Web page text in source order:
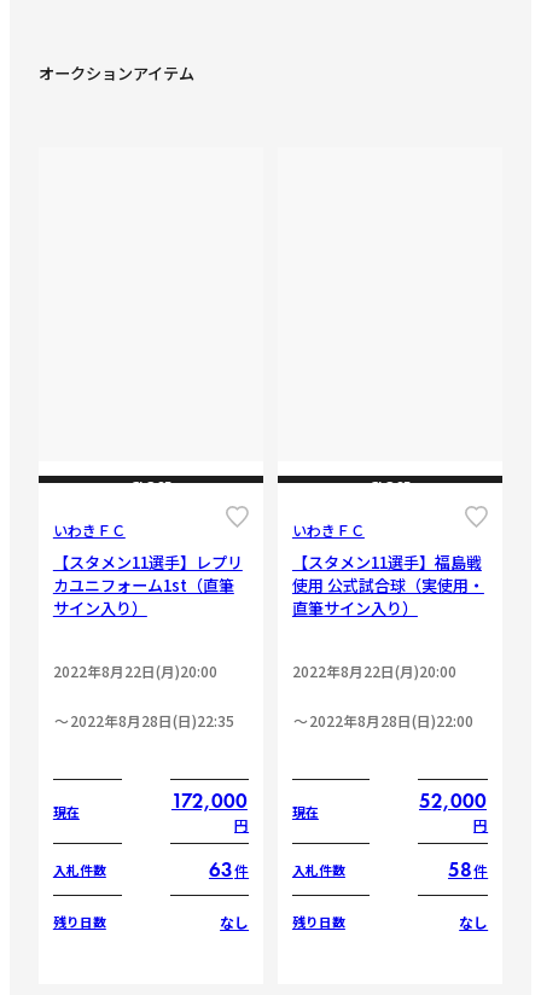
オークションアイテム
CLOSE
いわきＦＣ
【スタメン11選手】レプリ
カユニフォーム1st（直筆
サイン入り）
2022年8月22日(月)20:00
2022年8月28日(日)22:35
現在 172,000
円
入札件数 63件
残り日数 なし
CLOSE
いわきＦＣ
【スタメン11選手】福島戦
使用 公式試合球（実使用・
直筆サイン入り）
2022年8月22日(月)20:00
2022年8月28日(日)22:00
現在 52,000
円
入札件数 58件
残り日数 なし